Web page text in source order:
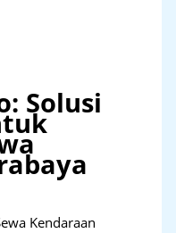
Solusi
Kendaraan